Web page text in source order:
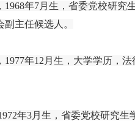
1968年7月生，省委党校研究
主任候选人。
1977年12月生，大学学历，
年3月生，省委党校研究